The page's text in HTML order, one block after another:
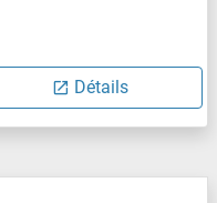
Détails